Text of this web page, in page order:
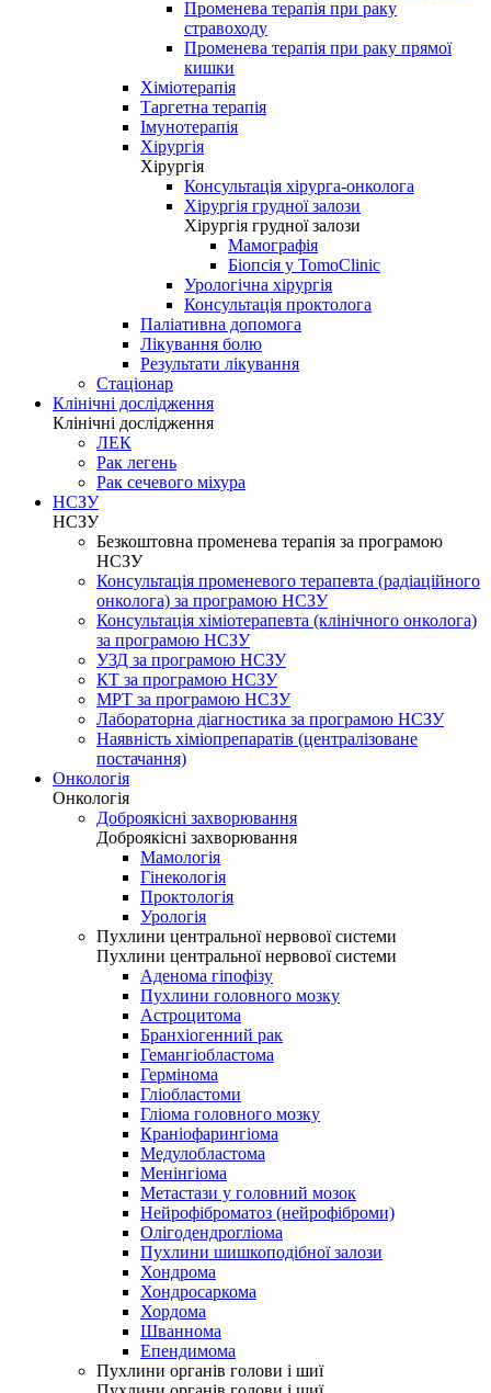
Променева терапія при раку
стравоходу
Променева терапія при раку прямої
кишки
Хіміотерапія
Таргетна терапія
Імунотерапія
Хірургія
Хірургія
Консультація хірурга-онколога
Хірургія грудної залози
Хірургія грудної залози
Мамографія
Біопсія у TomoClinic
Урологічна хірургія
Консультація проктолога
Паліативна допомога
Лікування болю
Результати лікування
Стаціонар
Клінічні дослідження
Клінічні дослідження
ЛЕК
Рак легень
Рак сечевого міхура
НСЗУ
НСЗУ
Безкоштовна променева терапія за програмою
НСЗУ
Консультація променевого терапевта (радіаційного
онколога) за програмою НСЗУ
Консультація хіміотерапевта (клінічного онколога)
за програмою НСЗУ
УЗД за програмою НСЗУ
КТ за програмою НСЗУ
МРТ за програмою НСЗУ
Лабораторна діагностика за програмою НСЗУ
Наявність хіміопрепаратів (централізоване
постачання)
Онкологія
Онкологія
Доброякісні захворювання
Доброякісні захворювання
Мамологія
Гінекологія
Проктологія
Урологія
Пухлини центральної нервової системи
Пухлини центральної нервової системи
Аденома гіпофізу
Пухлини головного мозку
Астроцитома
Бранхіогенний рак
Гемангіобластома
Гермінома
Гліобластоми
Гліома головного мозку
Краніофарингіома
Медулобластома
Менінгіома
Метастази у головний мозок
Нейрофіброматоз (нейрофіброми)
Олігодендрогліома
Пухлини шишкоподібної залози
Хондрома
Хондросаркома
Хордома
Шваннома
Епендимома
Пухлини органів голови і шиї